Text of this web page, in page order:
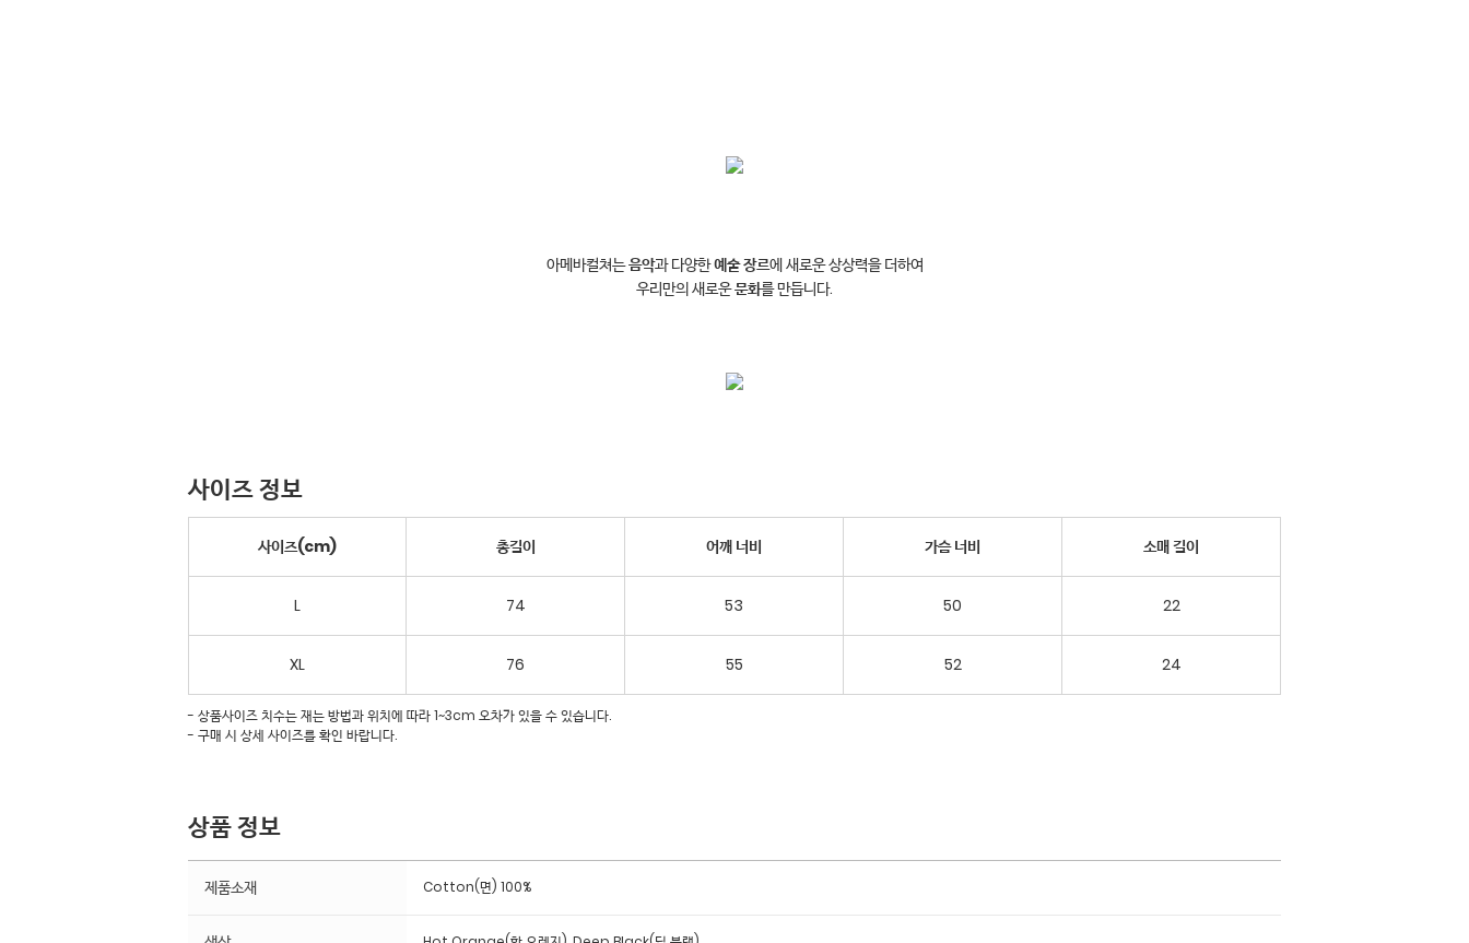
아메바컬쳐는 음악과 다양한 예술 장르에 새로운 상상력을 더하여
우리만의 새로운 문화를 만듭니다.
사이즈 정보
사이즈(cm) 총길이 어깨 너비 가슴 너비 소매 길이
L 74 53 50 22
XL 76 55 52 24
- 상품사이즈 치수는 재는 방법과 위치에 따라 1~3cm 오차가 있을 수 있습니다.
- 구매 시 상세 사이즈를 확인 바랍니다.
상품 정보
제품소재 Cotton(면) 100%